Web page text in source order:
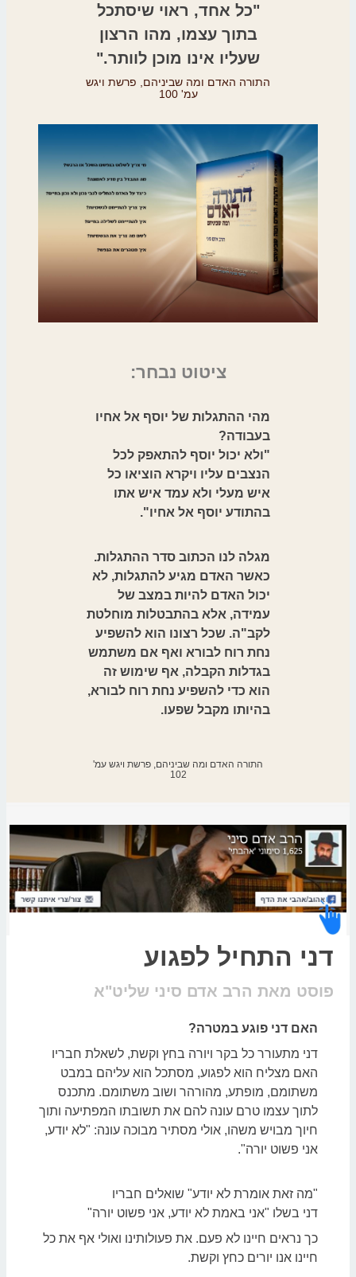
"כל אחד, ראוי שיסתכל
בתוך עצמו, מהו הרצון
שעליו אינו מוכן לוותר."
התורה האדם ומה שביניהם, פרשת ויגש
עמ' 100
ציטוט נבחר:
מהי ההתגלות של יוסף אל אחיו
בעבודה?
"ולא יכול יוסף להתאפק לכל
הנצבים עליו ויקרא הוציאו כל
איש מעלי ולא עמד איש אתו
בהתודע יוסף אל אחיו".
מגלה לנו הכתוב סדר ההתגלות.
כאשר האדם מגיע להתגלות, לא
יכול האדם להיות במצב של
עמידה, אלא בהתבטלות מוחלטת
לקב"ה. שכל רצונו הוא להשפיע
נחת רוח לבורא ואף אם משתמש
בגדלות הקבלה, אף שימוש זה
הוא כדי להשפיע נחת רוח לבורא,
בהיותו מקבל שפעו.
התורה האדם ומה שביניהם, פרשת ויגש עמ'
102
דני התחיל לפגוע
פוסט מאת הרב אדם סיני שליט"א
האם דני פוגע במטרה?
דני מתעורר כל בקר ויורה בחץ וקשת, לשאלת חבריו
האם מצליח הוא לפגוע, מסתכל הוא עליהם במבט
משתומם, מופתע, מהורהר ושוב משתומם. מתכנס
לתוך עצמו טרם עונה להם את תשובתו המפתיעה ותוך
חיוך מבויש משהו, אולי מסתיר מבוכה עונה: "לא יודע,
אני פשוט יורה".
"מה זאת אומרת לא יודע" שואלים חבריו
דני בשלו "אני באמת לא יודע, אני פשוט יורה"
כך נראים חיינו לא פעם. את פעולותינו ואולי אף את כל
חיינו אנו יורים כחץ וקשת.